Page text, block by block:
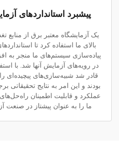
پیشبرد استانداردهای
یک آزمایشگاه معتبر برق از منابع
بالای ما استفاده کرد تا
پیاده‌سازی سیستم‌های ما منجر به
در رویه‌های آزمایش آنها شد. با
قادر شد شبیه‌سازی‌های پیچیده‌ای
بودند و این امر به نتایج
عملکرد و قابلیت اطمینان
ما را به عنوان پیشتاز در صنعت